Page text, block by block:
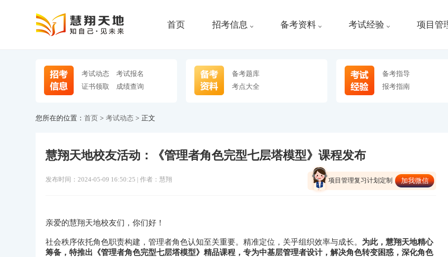
首页 招考信息 备考资料 考试经验 项目管
考试动态
考试报名
证书领取
成绩查询
备考题库
考点大全
备考指导
报考指南
您所在的位置： 首页 > 考试动态 > 正文
慧翔天地校友活动：《管理者角色完型七层塔模型》课程发布
发布时间：2024-05-09 16:50:25 | 作者：慧翔 项目管理复习计划定制 加我微信
亲爱的慧翔天地校友们，你们好！
社会秩序依托角色职责构建，管理者角色认知至关重要。精准定位，关乎组织效率与成长。 为此，慧翔天地精心
筹备，特推出《管理者角色完型七层塔模型》精品课程，专为中基层管理者设计，解决角色转变困惑，深化角色